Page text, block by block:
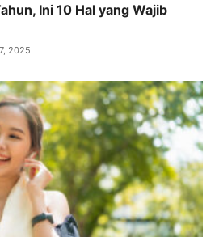
Ini 10 Hal yang Wajib
2025